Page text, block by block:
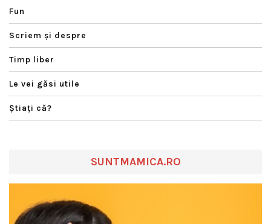
Fun
Scriem şi despre
Timp liber
Le vei găsi utile
Ştiaţi că?
SUNTMAMICA.RO